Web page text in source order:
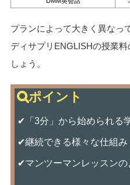
プランによって大きく異なっ
ディサプリENGLISHの授業
しょう。
✔「3分」から始められる
✔継続できる様々な仕組み
✔マンツーマンレッスンの